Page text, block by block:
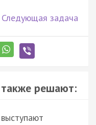
Следующая задача
также решают: